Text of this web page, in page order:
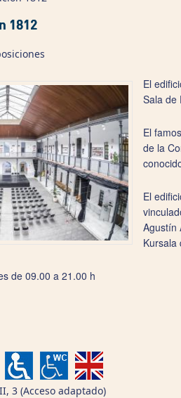
1812
El
Sala de
El
de la
El
Agustín
Kursala
de 09.00 a 21.00 h
3 (Acceso adaptado)